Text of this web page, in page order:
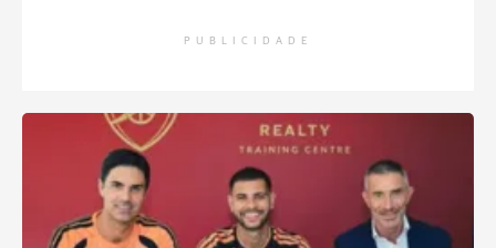
PUBLICIDADE